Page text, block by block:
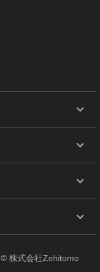
© 株式会社Zehitomo